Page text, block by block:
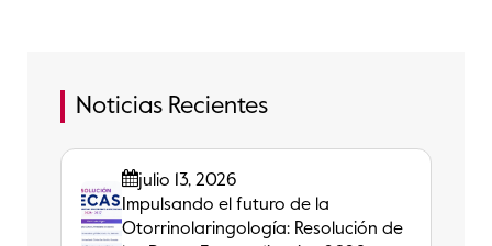
Noticias Recientes
julio 13, 2026
Impulsando el futuro de la
Otorrinolaringología: Resolución de